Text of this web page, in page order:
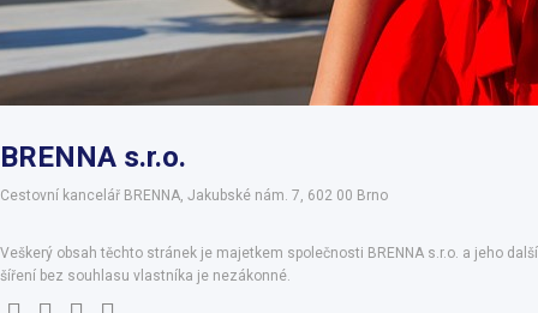
BRENNA s.r.o.
Cestovní kancelář BRENNA, Jakubské nám. 7, 602 00 Brno
Veškerý obsah těchto stránek je majetkem společnosti BRENNA s.r.o. a jeho další
šíření bez souhlasu vlastníka je nezákonné.